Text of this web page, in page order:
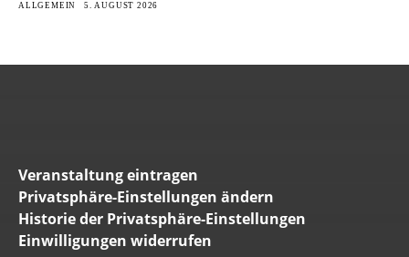
ALLGEMEIN 5. AUGUST 2026
Veranstaltung eintragen
Privatsphäre-Einstellungen ändern
Historie der Privatsphäre-Einstellungen
Einwilligungen widerrufen